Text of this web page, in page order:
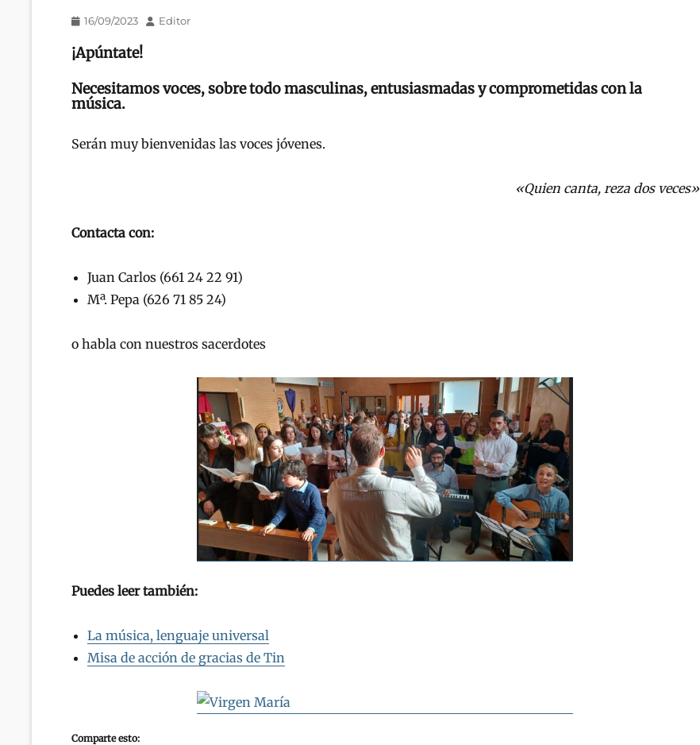
Publicado
16/09/2023 AutorEditor
¡Apúntate!
Necesitamos voces, sobre todo masculinas, entusiasmadas y comprometidas con la
música.
Serán muy bienvenidas las voces jóvenes.
«Quien canta, reza dos veces»
Contacta con:
Juan Carlos (661 24 22 91)
Mª. Pepa (626 71 85 24)
o habla con nuestros sacerdotes
Puedes leer también:
La música, lenguaje universal
Misa de acción de gracias de Tin
Comparte esto: